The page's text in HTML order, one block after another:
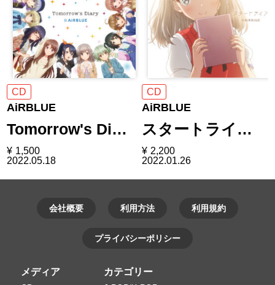
CD
AiRBLUE
Tomorrow's Di…
¥ 1,500
2022.05.18
CD
AiRBLUE
スタートライ…
¥ 2,200
2022.01.26
会社概要 利用方法 利用規約
プライバシーポリシー
メディア カテゴリー